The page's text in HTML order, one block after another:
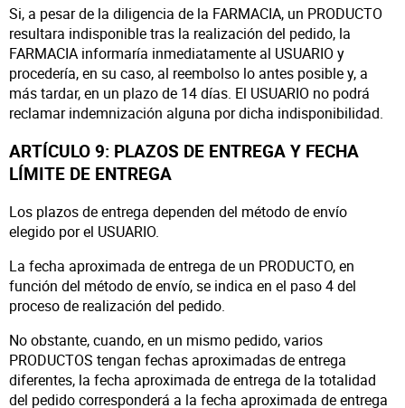
Si, a pesar de la diligencia de la FARMACIA, un PRODUCTO
resultara indisponible tras la realización del pedido, la
FARMACIA informaría inmediatamente al USUARIO y
procedería, en su caso, al reembolso lo antes posible y, a
más tardar, en un plazo de 14 días. El USUARIO no podrá
reclamar indemnización alguna por dicha indisponibilidad.
ARTÍCULO 9: PLAZOS DE ENTREGA Y FECHA
LÍMITE DE ENTREGA
Los plazos de entrega dependen del método de envío
elegido por el USUARIO.
La fecha aproximada de entrega de un PRODUCTO, en
función del método de envío, se indica en el paso 4 del
proceso de realización del pedido.
No obstante, cuando, en un mismo pedido, varios
PRODUCTOS tengan fechas aproximadas de entrega
diferentes, la fecha aproximada de entrega de la totalidad
del pedido corresponderá a la fecha aproximada de entrega